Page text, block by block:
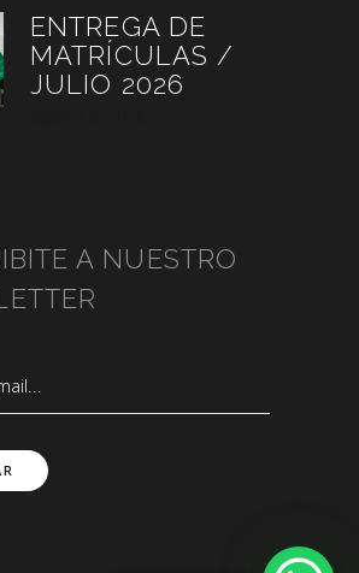
ENTREGA DE
MATRÍCULAS /
JULIO 2026
A NUESTRO